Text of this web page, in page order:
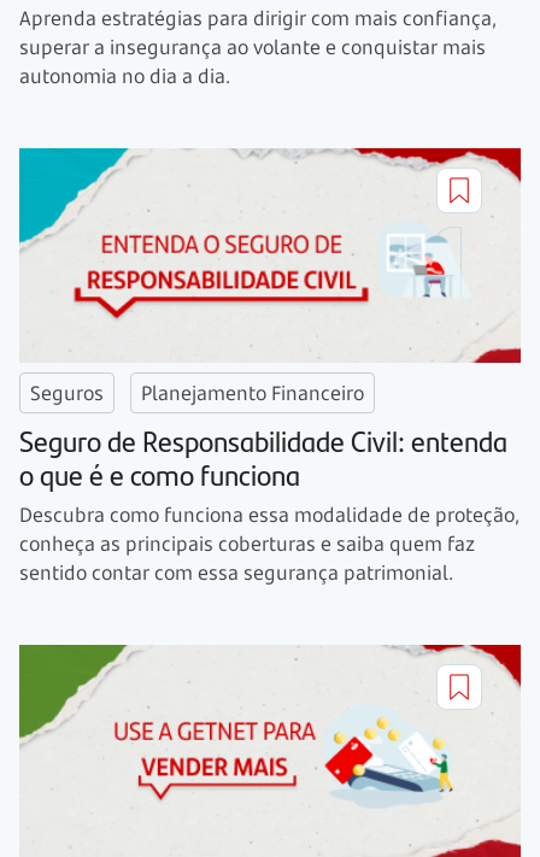
Aprenda estratégias para dirigir com mais confiança,
superar a insegurança ao volante e conquistar mais
autonomia no dia a dia.
Seguros Planejamento Financeiro
Seguro de Responsabilidade Civil: entenda
o que é e como funciona
Descubra como funciona essa modalidade de proteção,
conheça as principais coberturas e saiba quem faz
sentido contar com essa segurança patrimonial.